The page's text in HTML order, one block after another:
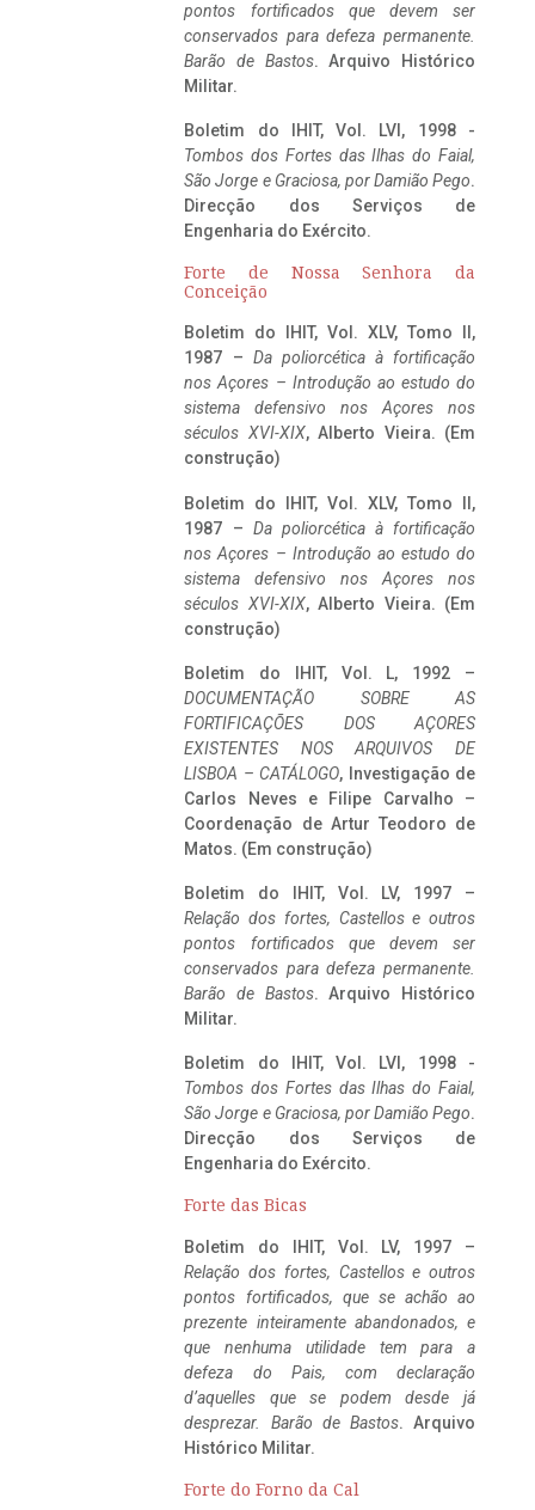
pontos fortificados que devem ser
conservados para defeza permanente.
Barão de Bastos. Arquivo Histórico
Militar.
Boletim do IHIT, Vol. LVI, 1998 -
Tombos dos Fortes das Ilhas do Faial,
São Jorge e Graciosa, por Damião Pego.
Direcção dos Serviços de
Engenharia do Exército.
Forte de Nossa Senhora da
Conceição
Boletim do IHIT, Vol. XLV, Tomo II,
1987 – Da poliorcética à fortificação
nos Açores – Introdução ao estudo do
sistema defensivo nos Açores nos
séculos XVI-XIX, Alberto Vieira. (Em
construção)
Boletim do IHIT, Vol. XLV, Tomo II,
1987 – Da poliorcética à fortificação
nos Açores – Introdução ao estudo do
sistema defensivo nos Açores nos
séculos XVI-XIX, Alberto Vieira. (Em
construção)
Boletim do IHIT, Vol. L, 1992 –
DOCUMENTAÇÃO SOBRE AS
FORTIFICAÇÕES DOS AÇORES
EXISTENTES NOS ARQUIVOS DE
LISBOA – CATÁLOGO, Investigação de
Carlos Neves e Filipe Carvalho –
Coordenação de Artur Teodoro de
Matos. (Em construção)
Boletim do IHIT, Vol. LV, 1997 –
Relação dos fortes, Castellos e outros
pontos fortificados que devem ser
conservados para defeza permanente.
Barão de Bastos. Arquivo Histórico
Militar.
Boletim do IHIT, Vol. LVI, 1998 -
Tombos dos Fortes das Ilhas do Faial,
São Jorge e Graciosa, por Damião Pego.
Direcção dos Serviços de
Engenharia do Exército.
Forte das Bicas
Boletim do IHIT, Vol. LV, 1997 –
Relação dos fortes, Castellos e outros
pontos fortificados, que se achão ao
prezente inteiramente abandonados, e
que nenhuma utilidade tem para a
defeza do Pais, com declaração
d’aquelles que se podem desde já
desprezar. Barão de Bastos. Arquivo
Histórico Militar.
Forte do Forno da Cal